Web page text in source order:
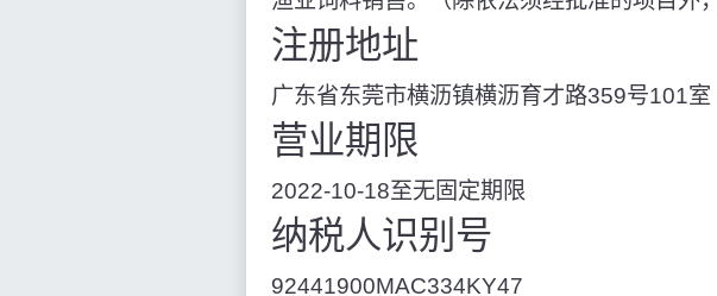
注册地址
广东省东莞市横沥镇横沥育才路359号101室
营业期限
2022-10-18至无固定期限
纳税人识别号
92441900MAC334KY47